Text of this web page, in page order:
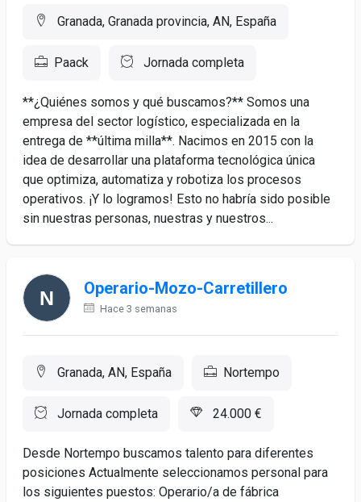
Granada, Granada provincia, AN, España
Paack Jornada completa
**¿Quiénes somos y qué buscamos?** Somos una
empresa del sector logístico, especializada en la
entrega de **última milla**. Nacimos en 2015 con la
idea de desarrollar una plataforma tecnológica única
que optimiza, automatiza y robotiza los procesos
operativos. ¡Y lo logramos! Esto no habría sido posible
sin nuestras personas, nuestras y nuestros...
Operario-Mozo-Carretillero
Hace 3 semanas
Granada, AN, España Nortempo
Jornada completa 24.000 €
Desde Nortempo buscamos talento para diferentes
posiciones Actualmente seleccionamos personal para
los siguientes puestos: Operario/a de fábrica